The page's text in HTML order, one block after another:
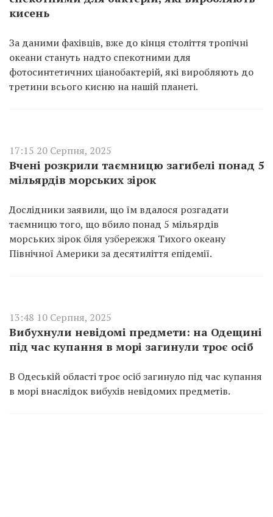
кисень
За даними фахівців, вже до кінця століття тропічні
океани стануть надто спекотними для
фотосинтетичних ціанобактерій, які виробляють до
третини всього кисню на нашій планеті.
17:15 20 Серпня, 2025
Вчені розкрили таємницю загибелі понад 5
мільярдів морських зірок
Дослідники заявили, що їм вдалося розгадати
таємницю того, що вбило понад 5 мільярдів
морських зірок біля узбережжя Тихого океану
Північної Америки за десятиліття епідемії.
13:48 10 Серпня, 2025
Вибухнули невідомі предмети: на Одещині
під час купання в морі загинули троє осіб
В Одеській області троє осіб загинуло під час купання
в морі внаслідок вибухів невідомих предметів.